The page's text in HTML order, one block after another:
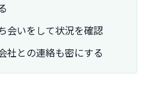
会いをして状況を確認
社との連絡も密にする